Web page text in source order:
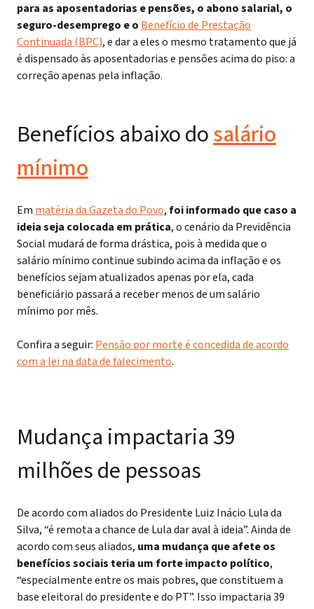
para as aposentadorias e pensões, o abono salarial, o
seguro-desemprego e o Benefício de Prestação
Continuada (BPC), e dar a eles o mesmo tratamento que já
é dispensado às aposentadorias e pensões acima do piso: a
correção apenas pela inflação.
Benefícios abaixo dosalário
mínimo
Em matéria da Gazeta do Povo,foi informado que caso a
ideia seja colocada em prática, o cenário da Previdência
Social mudará de forma drástica, pois à medida que o
salário mínimo continue subindo acima da inflação e os
benefícios sejam atualizados apenas por ela, cada
beneficiário passará a receber menos de um salário
mínimo por mês.
Confira a seguir: Pensão por morte é concedida de acordo
com a lei na data de falecimento.
Mudança impactaria 39
milhões de pessoas
De acordo com aliados do Presidente Luiz Inácio Lula da
Silva, “é remota a chance de Lula dar aval à ideia”. Ainda de
acordo com seus aliados, uma mudança que afete os
benefícios sociais teria um forte impacto político,
“especialmente entre os mais pobres, que constituem a
base eleitoral do presidente e do PT”. Isso impactaria 39